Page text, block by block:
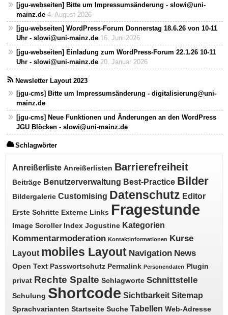
[jgu-webseiten] Bitte um Impressumsänderung - slowi@uni-
mainz.de 4. August 2026
[jgu-webseiten] WordPress-Forum Donnerstag 18.6.26 von 10-11
Uhr - slowi@uni-mainz.de 16. Juni 2026
[jgu-webseiten] Einladung zum WordPress-Forum 22.1.26 10-11
Uhr - slowi@uni-mainz.de 20. Januar 2026
Newsletter Layout 2023
[jgu-cms] Bitte um Impressumsänderung - digitalisierung@uni-
mainz.de
[jgu-cms] Neue Funktionen und Änderungen an den WordPress
JGU Blöcken - slowi@uni-mainz.de
Schlagwörter
Anreißerliste Anreißerlisten Barrierefreiheit
Beiträge Benutzerverwaltung Best-Practice Bilder
Bildergalerie Customising Datenschutz Editor
Erste Schritte Externe Links Fragestunde
Image Scroller Index Jogustine Kategorien
Kommentarmoderation Kontaktinformationen Kurse
Layout mobiles Layout Navigation News
Open Text Passwortschutz Permalink Personendaten Plugin
privat Rechte Spalte Schlagworte Schnittstelle
Schulung Shortcode Sichtbarkeit Sitemap
Sprachvarianten Startseite Suche Tabellen Web-Adresse